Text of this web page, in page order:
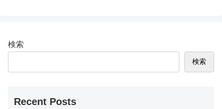
検索
検索
Recent Posts